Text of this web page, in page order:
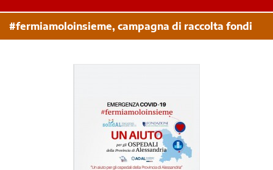
#fermiamoloinsieme, campagna di raccolta fondi